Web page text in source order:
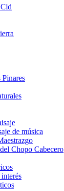
de música
Chopo Cabecero